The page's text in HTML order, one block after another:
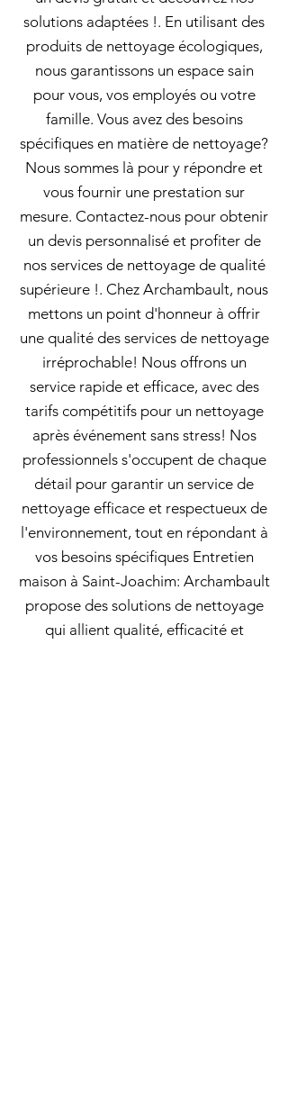
solutions adaptées !. En utilisant des
produits de nettoyage écologiques,
nous garantissons un espace sain
pour vous, vos employés ou votre
famille. Vous avez des besoins
spécifiques en matière de nettoyage?
Nous sommes là pour y répondre et
vous fournir une prestation sur
mesure. Contactez-nous pour obtenir
un devis personnalisé et profiter de
nos services de nettoyage de qualité
supérieure !. Chez Archambault, nous
mettons un point d'honneur à offrir
une qualité des services de nettoyage
irréprochable! Nous offrons un
service rapide et efficace, avec des
tarifs compétitifs pour un nettoyage
après événement sans stress! Nos
professionnels s'occupent de chaque
détail pour garantir un service de
nettoyage efficace et respectueux de
l'environnement, tout en répondant à
vos besoins spécifiques Entretien
maison à Saint-Joachim: Archambault
propose des solutions de nettoyage
qui allient qualité, efficacité et